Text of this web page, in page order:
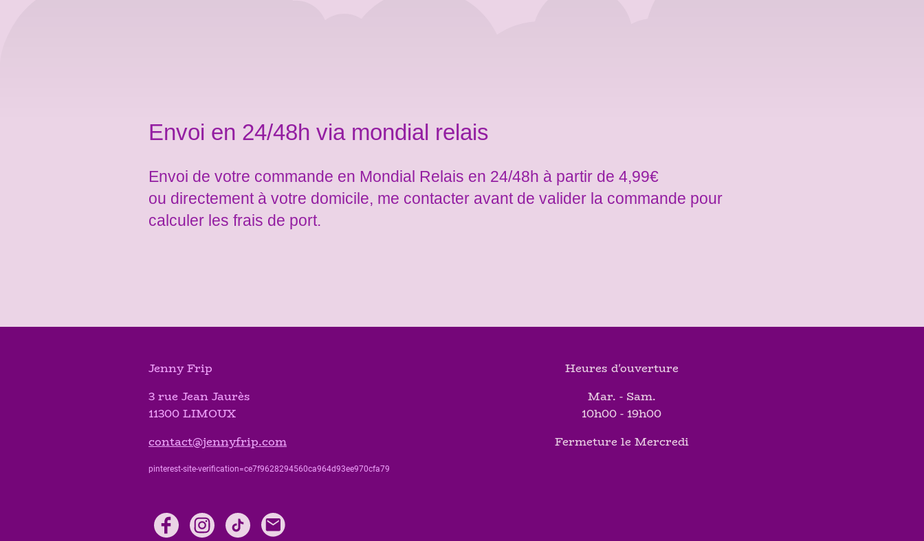
Envoi en 24/48h via mondial relais
Envoi de votre commande en Mondial Relais en 24/48h à partir de 4,99€
ou directement à votre domicile, me contacter avant de valider la commande pour
calculer les frais de port.
Jenny Frip
3 rue Jean Jaurès
11300 LIMOUX
contact@jennyfrip.com
pinterest-site-verification=ce7f9628294560ca964d93ee970cfa79
Heures d'ouverture
Mar. - Sam.
10h00 - 19h00
Fermeture le Mercredi